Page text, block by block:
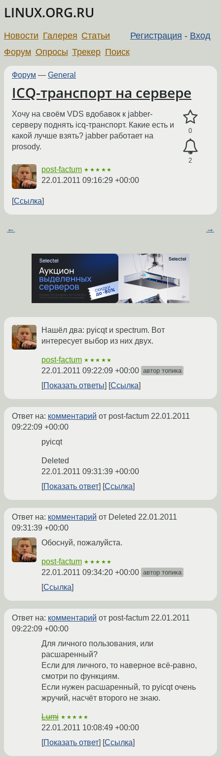
LINUX.ORG.RU
Регистрация - Вход
Новости Галерея Статьи
Форум Опросы Трекер Поиск
Форум — General
ICQ-транспорт на сервере
0
2
Хочу на своём VDS вдобавок к jabber-
серверу поднять icq-транспорт. Какие есть и
какой лучше взять? jabber работает на
prosody.
post-factum ★★★★★
22.01.2011 09:16:29 +00:00
Ссылка
← →
Нашёл два: pyicqt и spectrum. Вот
интересует выбор из них двух.
post-factum ★★★★★
22.01.2011 09:22:09 +00:00 автор топика
Показать ответы Ссылка
Ответ на: комментарий от post-factum 22.01.2011
09:22:09 +00:00
pyicqt
Deleted
22.01.2011 09:31:39 +00:00
Показать ответ
Ссылка
Ответ на: комментарий от Deleted 22.01.2011
09:31:39 +00:00
Обоснуй, пожалуйста.
post-factum ★★★★★
22.01.2011 09:34:20 +00:00 автор топика
Ссылка
Ответ на: комментарий от post-factum 22.01.2011
09:22:09 +00:00
Для личного пользования, или
расшаренный?
Если для личного, то наверное всё-равно,
смотри по функциям.
Если нужен расшаренный, то pyicqt очень
жручий, насчёт второго не знаю.
Lumi ★★★★★
22.01.2011 10:08:49 +00:00
Показать ответ
Ссылка